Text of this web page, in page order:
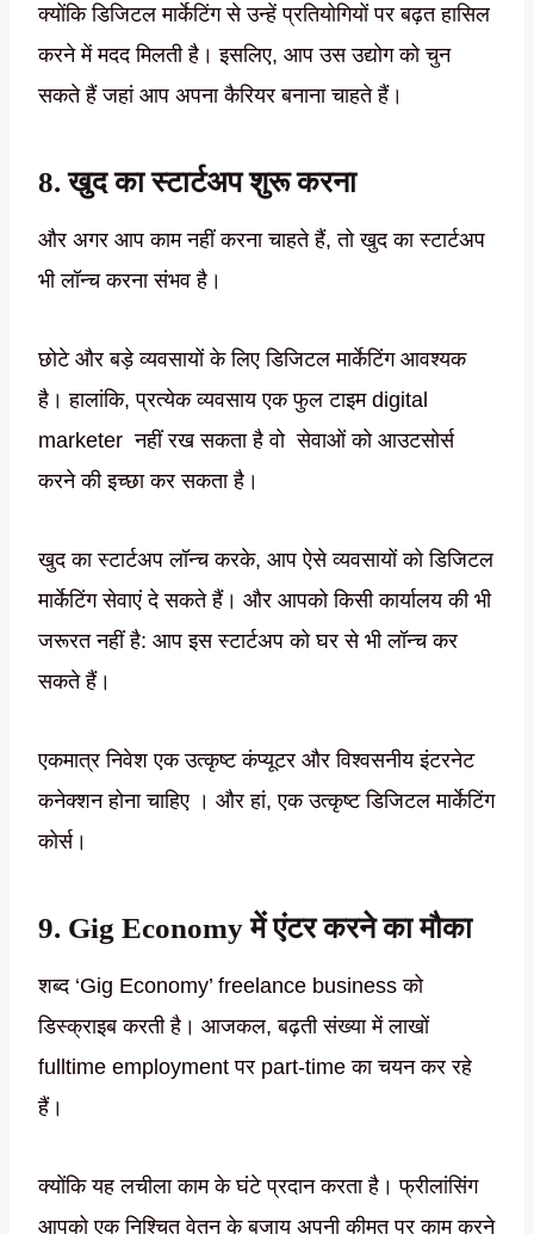
क्योंकि डिजिटल मार्केटिंग से उन्हें प्रतियोगियों पर बढ़त हासिल
करने में मदद मिलती है। इसलिए, आप उस उद्योग को चुन
सकते हैं जहां आप अपना कैरियर बनाना चाहते हैं।
8. खुद का स्टार्टअप शुरू करना
और अगर आप काम नहीं करना चाहते हैं, तो खुद का स्टार्टअप
भी लॉन्च करना संभव है।
छोटे और बड़े व्यवसायों के लिए डिजिटल मार्केटिंग आवश्यक
है। हालांकि, प्रत्येक व्यवसाय एक फुल टाइम digital
marketer नहीं रख सकता है वो सेवाओं को आउटसोर्स
करने की इच्छा कर सकता है।
खुद का स्टार्टअप लॉन्च करके, आप ऐसे व्यवसायों को डिजिटल
मार्केटिंग सेवाएं दे सकते हैं। और आपको किसी कार्यालय की भी
जरूरत नहीं है: आप इस स्टार्टअप को घर से भी लॉन्च कर
सकते हैं।
एकमात्र निवेश एक उत्कृष्ट कंप्यूटर और विश्वसनीय इंटरनेट
कनेक्शन होना चाहिए । और हां, एक उत्कृष्ट डिजिटल मार्केटिंग
कोर्स।
9. Gig Economy में एंटर करने का मौका
शब्द ‘Gig Economy’ freelance business को
डिस्क्राइब करती है। आजकल, बढ़ती संख्या में लाखों
fulltime employment पर part-time का चयन कर रहे
हैं।
क्योंकि यह लचीला काम के घंटे प्रदान करता है। फ्रीलांसिंग
आपको एक निश्चित वेतन के बजाय अपनी कीमत पर काम करने